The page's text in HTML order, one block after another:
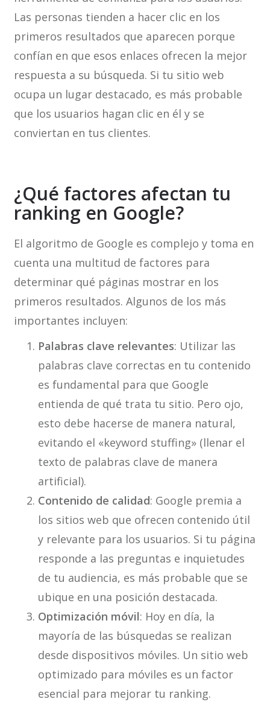
Las personas tienden a hacer clic en los
primeros resultados que aparecen porque
confían en que esos enlaces ofrecen la mejor
respuesta a su búsqueda. Si tu sitio web
ocupa un lugar destacado, es más probable
que los usuarios hagan clic en él y se
conviertan en tus clientes.
¿Qué factores afectan tu
ranking en Google?
El algoritmo de Google es complejo y toma en
cuenta una multitud de factores para
determinar qué páginas mostrar en los
primeros resultados. Algunos de los más
importantes incluyen:
Palabras clave relevantes: Utilizar las
palabras clave correctas en tu contenido
es fundamental para que Google
entienda de qué trata tu sitio. Pero ojo,
esto debe hacerse de manera natural,
evitando el «keyword stuffing» (llenar el
texto de palabras clave de manera
artificial).
Contenido de calidad: Google premia a
los sitios web que ofrecen contenido útil
y relevante para los usuarios. Si tu página
responde a las preguntas e inquietudes
de tu audiencia, es más probable que se
ubique en una posición destacada.
Optimización móvil: Hoy en día, la
mayoría de las búsquedas se realizan
desde dispositivos móviles. Un sitio web
optimizado para móviles es un factor
esencial para mejorar tu ranking.